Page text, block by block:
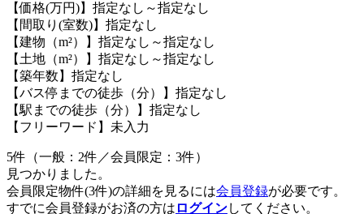
【価格(万円)】指定なし～指定なし
【間取り(室数)】指定なし
【建物（m²）】指定なし～指定なし
【土地（m²）】指定なし～指定なし
【築年数】指定なし
【バス停までの徒歩（分）】指定なし
【駅までの徒歩（分）】指定なし
【フリーワード】未入力
5件（一般：2件／会員限定：3件）
見つかりました。
会員限定物件(3件)の詳細を見るには会員登録が必要です。
すでに会員登録がお済の方は ログインしてください。